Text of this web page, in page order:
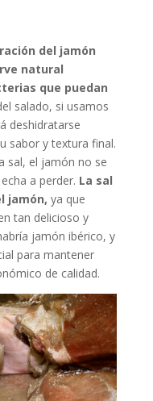
del jamón
natural
que puedan
salado, si usamos
deshidratarse
sabor y textura final.
sal, el jamón no se
a perder. La sal
jamón, ya que
tan delicioso y
jamón ibérico, y
para mantener
de calidad.